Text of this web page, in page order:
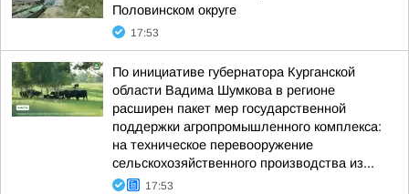
Половинском округе
17:53
По инициативе губернатора Курганской
области Вадима Шумкова в регионе
расширен пакет мер государственной
поддержки агропромышленного комплекса:
на техническое перевооружение
сельскохозяйственного производства из...
17:53